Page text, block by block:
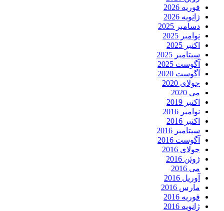
فوریه 2026
ژانویه 2026
دسامبر 2025
نوامبر 2025
اکتبر 2025
سپتامبر 2025
آگوست 2025
آگوست 2020
جولای 2020
می 2020
اکتبر 2019
نوامبر 2016
اکتبر 2016
سپتامبر 2016
آگوست 2016
جولای 2016
ژوئن 2016
می 2016
آوریل 2016
مارس 2016
فوریه 2016
ژانویه 2016